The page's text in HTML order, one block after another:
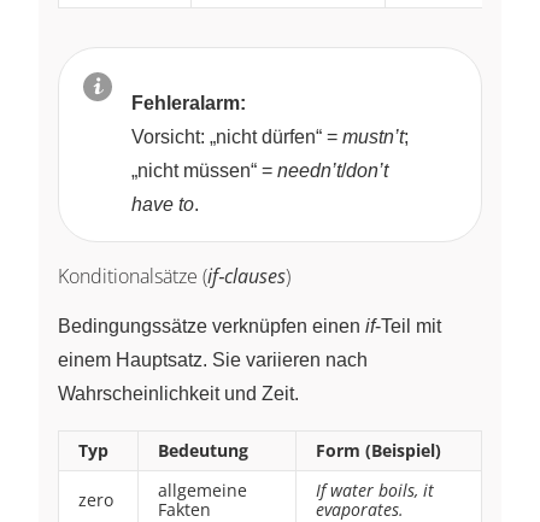
Fehleralarm:
Vorsicht: „nicht dürfen“ = mustn’t;
„nicht müssen“ = needn’t/don’t
have to.
Konditionalsätze (if‑clauses)
Bedingungssätze verknüpfen einen if-Teil mit
einem Hauptsatz. Sie variieren nach
Wahrscheinlichkeit und Zeit.
Typ Bedeutung Form (Beispiel)
zero
allgemeine
Fakten
If water boils, it
evaporates.